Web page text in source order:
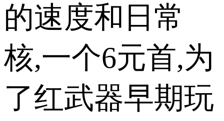
的速度和日常
核,一个6元首,为
了红武器早期玩